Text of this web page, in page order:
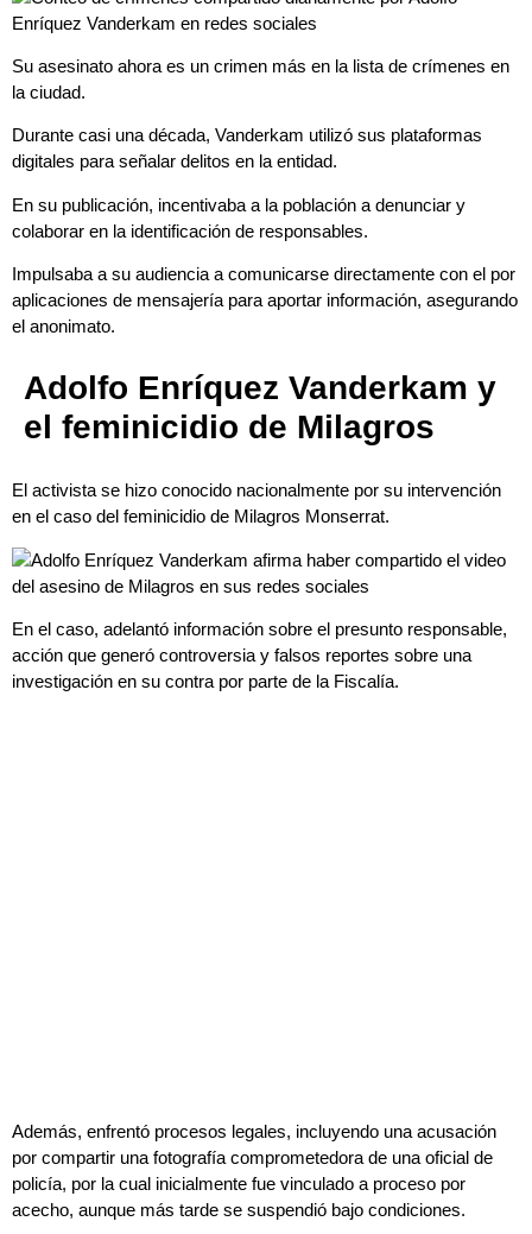
Su asesinato ahora es un crimen más en la lista de crímenes en
la ciudad.
Durante casi una década, Vanderkam utilizó sus plataformas
digitales para señalar delitos en la entidad.
En su publicación, incentivaba a la población a denunciar y
colaborar en la identificación de responsables.
Impulsaba a su audiencia a comunicarse directamente con el por
aplicaciones de mensajería para aportar información, asegurando
el anonimato.
Adolfo Enríquez Vanderkam y
el feminicidio de Milagros
El activista se hizo conocido nacionalmente por su intervención
en el caso del feminicidio de Milagros Monserrat.
En el caso, adelantó información sobre el presunto responsable,
acción que generó controversia y falsos reportes sobre una
investigación en su contra por parte de la Fiscalía.
Además, enfrentó procesos legales, incluyendo una acusación
por compartir una fotografía comprometedora de una oficial de
policía, por la cual inicialmente fue vinculado a proceso por
acecho, aunque más tarde se suspendió bajo condiciones.